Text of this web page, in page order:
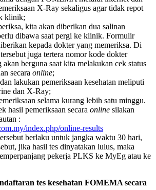
X-Ray sekaligus agar tidak repot
klinik;
kita akan diberikan dua salinan
dibawa saat pergi ke klinik. Formulir
kepada dokter yang memeriksa. Di
juga tertera nomor kode dokter
akan berguna saat kita melakukan cek status
secara online;
lakukan pemeriksaan kesehatan meliputi
dan X-Ray;
selama kurang lebih satu minggu.
hasil pemeriksaan secara online silakan
:
index.php/online-results
berlaku untuk jangka waktu 30 hari,
jika hasil tes dinyatakan lulus, maka
pekerja PLKS ke MyEg atau ke
tes kesehatan FOMEMA secara